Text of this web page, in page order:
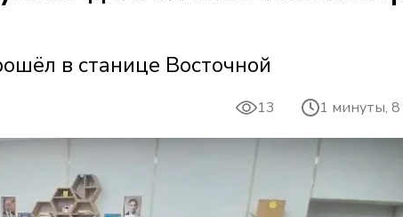
в станице Восточной
13 1 минуты, 8